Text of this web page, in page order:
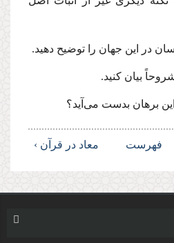
فهرست معاد در قرآن ›